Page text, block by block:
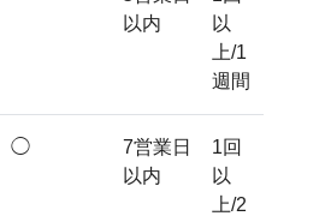
以内
以
上/1
週間
◯
7営業日
以内
1回
以
上/2